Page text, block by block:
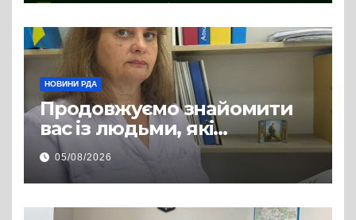
НОВИНИ РДА
Продовжуємо знайомити
вас із людьми, які
допомагають нашим
захисникам і захисницям
повертатися до цивільного
життя
05/08/2026